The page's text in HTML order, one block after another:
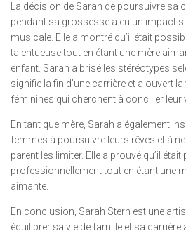
La décision de Sarah de poursuivre sa
pendant sa grossesse a eu un impact
musicale. Elle a montré qu’il était
talentueuse tout en étant une mère
enfant. Sarah a brisé les stéréotypes
signifie la fin d’une carrière et a ouvert
féminines qui cherchent à concilier leur
En tant que mère, Sarah a également
femmes à poursuivre leurs rêves et à
parent les limiter. Elle a prouvé qu’il
professionnellement tout en étant une
aimante.
En conclusion, Sarah Stern est une
équilibrer sa vie de famille et sa carrière